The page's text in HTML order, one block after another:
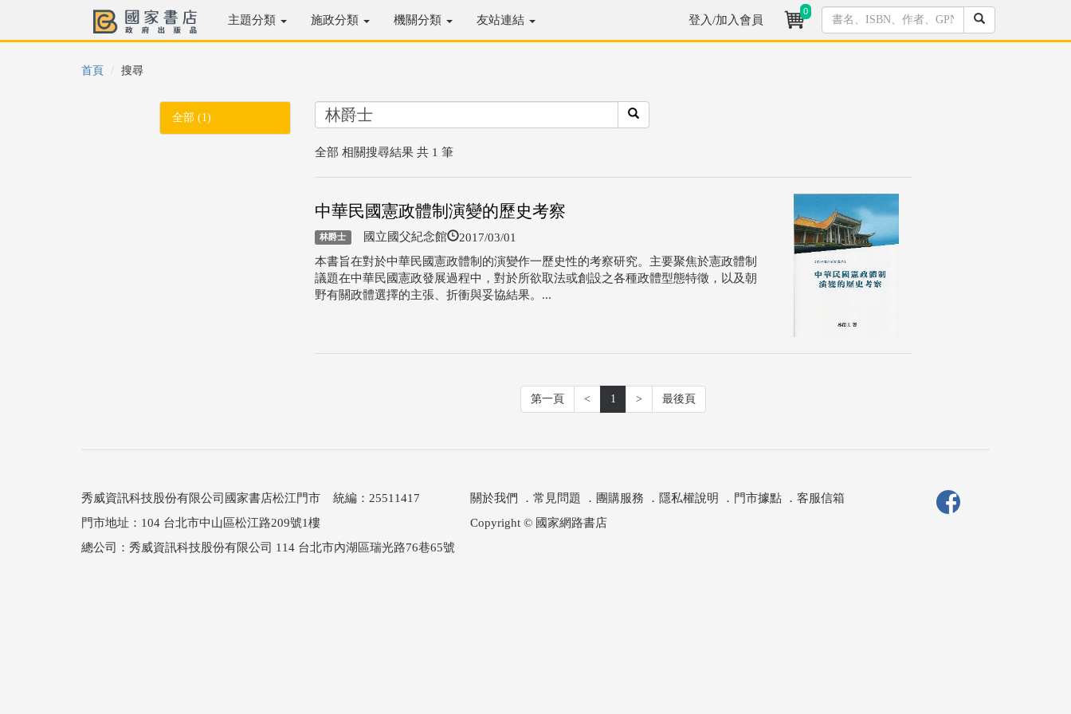
主題分類 施政分類 機關分類 友站連結 登入/加入會員
0
首頁 搜尋
全部 (1)
全部 相關搜尋結果 共 1 筆
中華民國憲政體制演變的歷史考察
林爵士 國立國父紀念館 2017/03/01
本書旨在對於中華民國憲政體制的演變作一歷史性的考察研究。主要聚焦於憲政體制
議題在中華民國憲政發展過程中，對於所欲取法或創設之各種政體型態特徵，以及朝
野有關政體選擇的主張、折衝與妥協結果。...
第一頁 < 1 > 最後頁
秀威資訊科技股份有限公司國家書店松江門市 統編：25511417
門市地址：104 台北市中山區松江路209號1樓
關於我們 ． 常見問題 ． 團購服務 ． 隱私權說明 ． 門市據點． 客服信箱
Copyright © 國家網路書店
總公司：秀威資訊科技股份有限公司 114 台北市內湖區瑞光路76巷65號